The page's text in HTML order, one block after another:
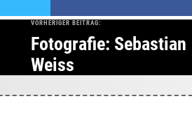
VORHERIGER BEITRAG:
Fotografie: Sebastian
Weiss